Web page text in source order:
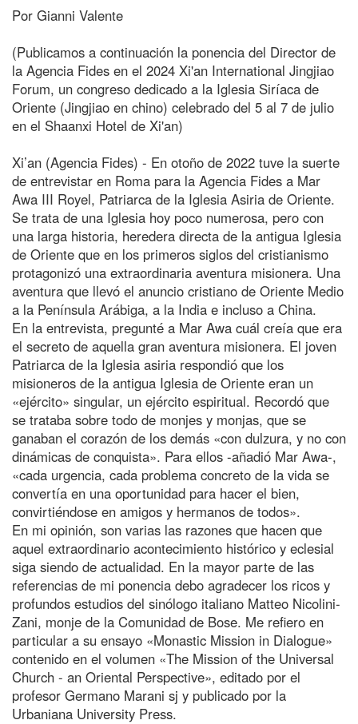
Por Gianni Valente
(Publicamos a continuación la ponencia del Director de
la Agencia Fides en el 2024 Xi'an International Jingjiao
Forum, un congreso dedicado a la Iglesia Siríaca de
Oriente (Jingjiao en chino) celebrado del 5 al 7 de julio
en el Shaanxi Hotel de Xi'an)
Xi’an (Agencia Fides) - En otoño de 2022 tuve la suerte
de entrevistar en Roma para la Agencia Fides a Mar
Awa III Royel, Patriarca de la Iglesia Asiria de Oriente.
Se trata de una Iglesia hoy poco numerosa, pero con
una larga historia, heredera directa de la antigua Iglesia
de Oriente que en los primeros siglos del cristianismo
protagonizó una extraordinaria aventura misionera. Una
aventura que llevó el anuncio cristiano de Oriente Medio
a la Península Arábiga, a la India e incluso a China.
En la entrevista, pregunté a Mar Awa cuál creía que era
el secreto de aquella gran aventura misionera. El joven
Patriarca de la Iglesia asiria respondió que los
misioneros de la antigua Iglesia de Oriente eran un
«ejército» singular, un ejército espiritual. Recordó que
se trataba sobre todo de monjes y monjas, que se
ganaban el corazón de los demás «con dulzura, y no con
dinámicas de conquista». Para ellos -añadió Mar Awa-,
«cada urgencia, cada problema concreto de la vida se
convertía en una oportunidad para hacer el bien,
convirtiéndose en amigos y hermanos de todos».
En mi opinión, son varias las razones que hacen que
aquel extraordinario acontecimiento histórico y eclesial
siga siendo de actualidad. En la mayor parte de las
referencias de mi ponencia debo agradecer los ricos y
profundos estudios del sinólogo italiano Matteo Nicolini-
Zani, monje de la Comunidad de Bose. Me refiero en
particular a su ensayo «Monastic Mission in Dialogue»
contenido en el volumen «The Mission of the Universal
Church - an Oriental Perspective», editado por el
profesor Germano Marani sj y publicado por la
Urbaniana University Press.